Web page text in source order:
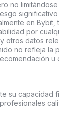
no
en
por
otros datos
no refleja la
su capacidad